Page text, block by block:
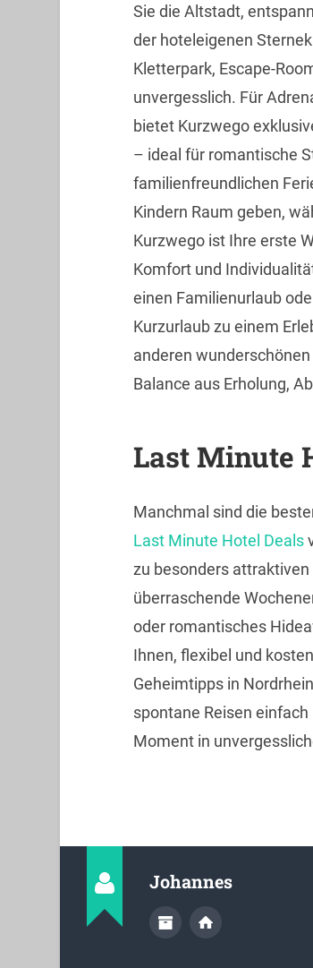
Sie die Altstadt,
der hoteleigenen
Kletterpark, Escape-
unvergesslich. Für
bietet Kurzwego
– ideal für romantische
familienfreundlichen
Kindern Raum geben,
Kurzwego ist Ihre erste
Komfort und
einen Familienurlaub
Kurzurlaub zu einem
anderen
Balance aus Erholung,
Last Minute
Manchmal sind die
Last Minute Hotel Deals
zu besonders
überraschende
oder romantisches
Ihnen, flexibel und
Geheimtipps in
spontane Reisen
Moment in
Johannes